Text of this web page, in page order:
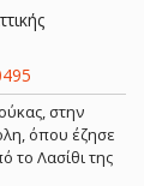
στην
όπου έζησε
το Λασίθι της